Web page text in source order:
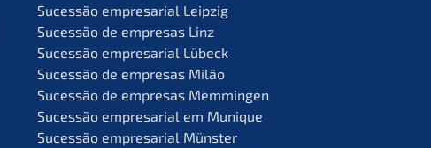
Suces­são empre­sa­ri­al Leipzig
Suces­são de empre­sas Linz
Suces­são empre­sa­ri­al Lübeck
Suces­são de empre­sas Milão
Suces­são de empre­sas Memmingen
Suces­são empre­sa­ri­al em Munique
Suces­são empre­sa­ri­al Münster